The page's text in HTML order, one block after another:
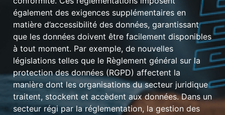
également des exigences supplémentaires en
matière d’accessibilité des données, garantissant
que les données doivent être facilement disponibles
à tout moment. Par exemple, de nouvelles
législations telles que le Règlement général sur la
protection des données (RGPD) affectent la
manière dont les organisations du secteur juridique
traitent, stockent et accèdent aux données. Dans un
secteur régi par la réglementation, la gestion des